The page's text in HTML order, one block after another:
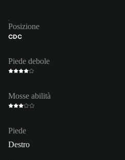
Posizione
CDC
Piede debole
Mosse abilità
Piede
Destro